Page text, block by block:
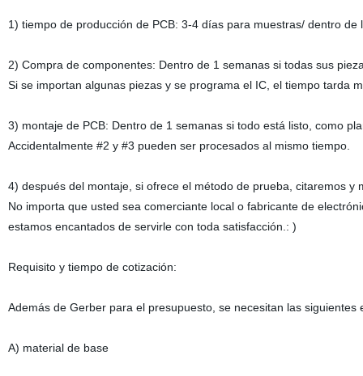
1) tiempo de producción de PCB: 3-4 días para muestras/ dentro
2) Compra de componentes: Dentro de 1 semanas si todas sus
Si se importan algunas piezas y se programa el IC, el tiempo tarda
3) montaje de PCB: Dentro de 1 semanas si todo está listo, como
Accidentalmente #2 y #3 pueden ser procesados al mismo tiempo.
4) después del montaje, si ofrece el método de prueba, citaremos
No importa que usted sea comerciante local o fabricante de
estamos encantados de servirle con toda satisfacción.: )
Requisito y tiempo de cotización:
Además de Gerber para el presupuesto, se necesitan las siguientes
A) material de base